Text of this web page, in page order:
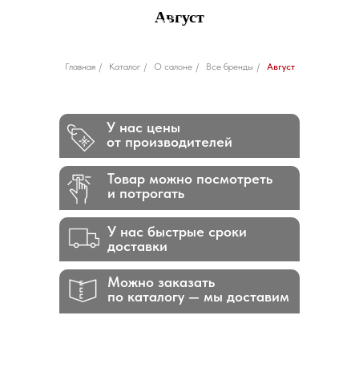
Август
Главная / Каталог / О салоне / Все бренды / Август
Можно заказать
по каталогу — мы доставим
У нас быстрые сроки
доставки
Товар можно посмотреть
и потрогать
У нас цены
от производителей